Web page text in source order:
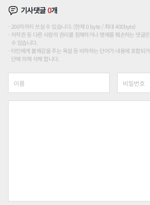
기사댓글0개
200자까지 쓰실 수 있습니다. (현재 0 byte / 최대 400byte)
저작권 등 다른 사람의 권리를 침해하거나 명예를 훼손하는 댓글
수 있습니다.
타인에게 불쾌감을 주는 욕설 등 비하하는 단어가 내용에 포함되
단에 의해 삭제 합니다.